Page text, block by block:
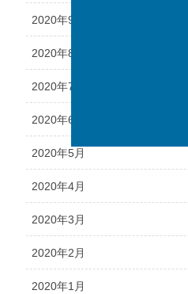
2020年9月
2020年8月
2020年7月
2020年6月
2020年5月
2020年4月
2020年3月
2020年2月
2020年1月